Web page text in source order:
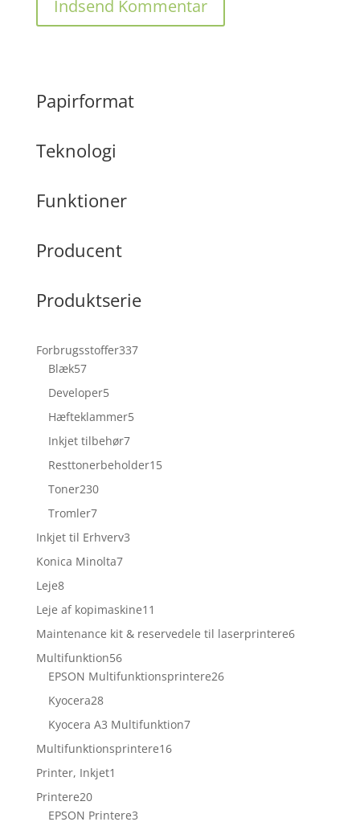
Papirformat
Teknologi
Funktioner
Producent
Produktserie
Forbrugsstoffer337337
Blæk5757
varer
Developer55
varer
Hæfteklammer55
Inkjet tilbehør77
varer
Resttonerbeholder1515
Toner230230
Tromler77
varer
Inkjet til Erhverv33
Konica Minolta77
Leje88
varer
Leje af kopimaskine11
Maintenance kit & reservedele til laserprintere66
Multifunktion5656
varer
EPSON Multifunktionsprintere2626
Kyocera2828
varer
Kyocera A3 Multifunktion77
Multifunktionsprintere1616
Printer, Inkjet1
Printere2020
varer
EPSON Printere33